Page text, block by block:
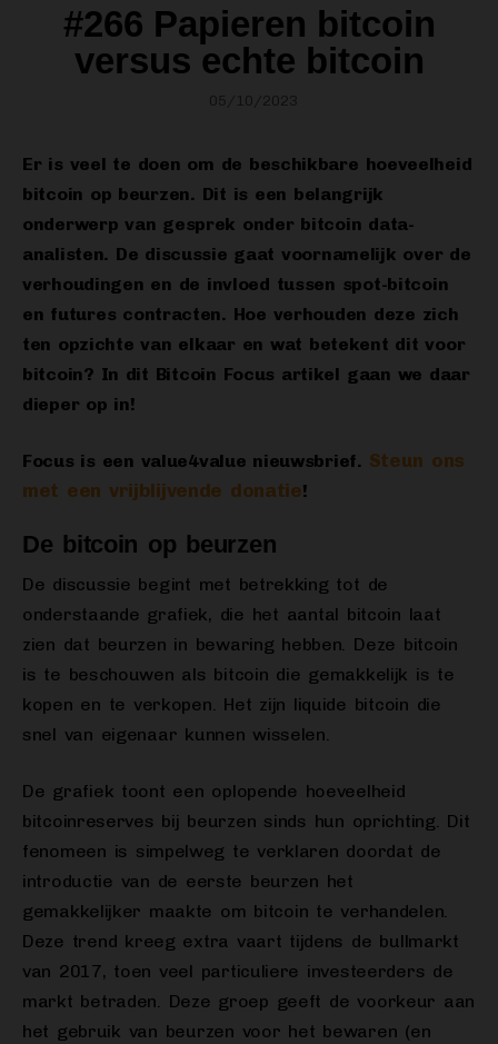
#266 Papieren bitcoin
versus echte bitcoin
05/10/2023
Er is veel te doen om de beschikbare hoeveelheid
bitcoin op beurzen. Dit is een belangrijk
onderwerp van gesprek onder bitcoin data-
analisten. De discussie gaat voornamelijk over de
verhoudingen en de invloed tussen spot-bitcoin
en futures contracten. Hoe verhouden deze zich
ten opzichte van elkaar en wat betekent dit voor
bitcoin? In dit Bitcoin Focus artikel gaan we daar
dieper op in!
Focus is een value4value nieuwsbrief. Steun ons
met een vrijblijvende donatie!
De bitcoin op beurzen
De discussie begint met betrekking tot de
onderstaande grafiek, die het aantal bitcoin laat
zien dat beurzen in bewaring hebben. Deze bitcoin
is te beschouwen als bitcoin die gemakkelijk is te
kopen en te verkopen. Het zijn liquide bitcoin die
snel van eigenaar kunnen wisselen.
De grafiek toont een oplopende hoeveelheid
bitcoinreserves bij beurzen sinds hun oprichting. Dit
fenomeen is simpelweg te verklaren doordat de
introductie van de eerste beurzen het
gemakkelijker maakte om bitcoin te verhandelen.
Deze trend kreeg extra vaart tijdens de bullmarkt
van 2017, toen veel particuliere investeerders de
markt betraden. Deze groep geeft de voorkeur aan
het gebruik van beurzen voor het bewaren (en